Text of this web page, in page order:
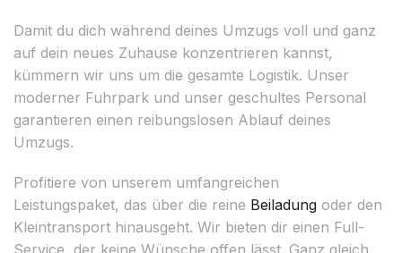
Damit du dich während deines Umzugs voll und ganz
auf dein neues Zuhause konzentrieren kannst,
kümmern wir uns um die gesamte Logistik. Unser
moderner Fuhrpark und unser geschultes Personal
garantieren einen reibungslosen Ablauf deines
Umzugs.
Profitiere von unserem umfangreichen
Leistungspaket, das über die reine Beiladung oder den
Kleintransport hinausgeht. Wir bieten dir einen Full-
Service, der keine Wünsche offen lässt. Ganz gleich,